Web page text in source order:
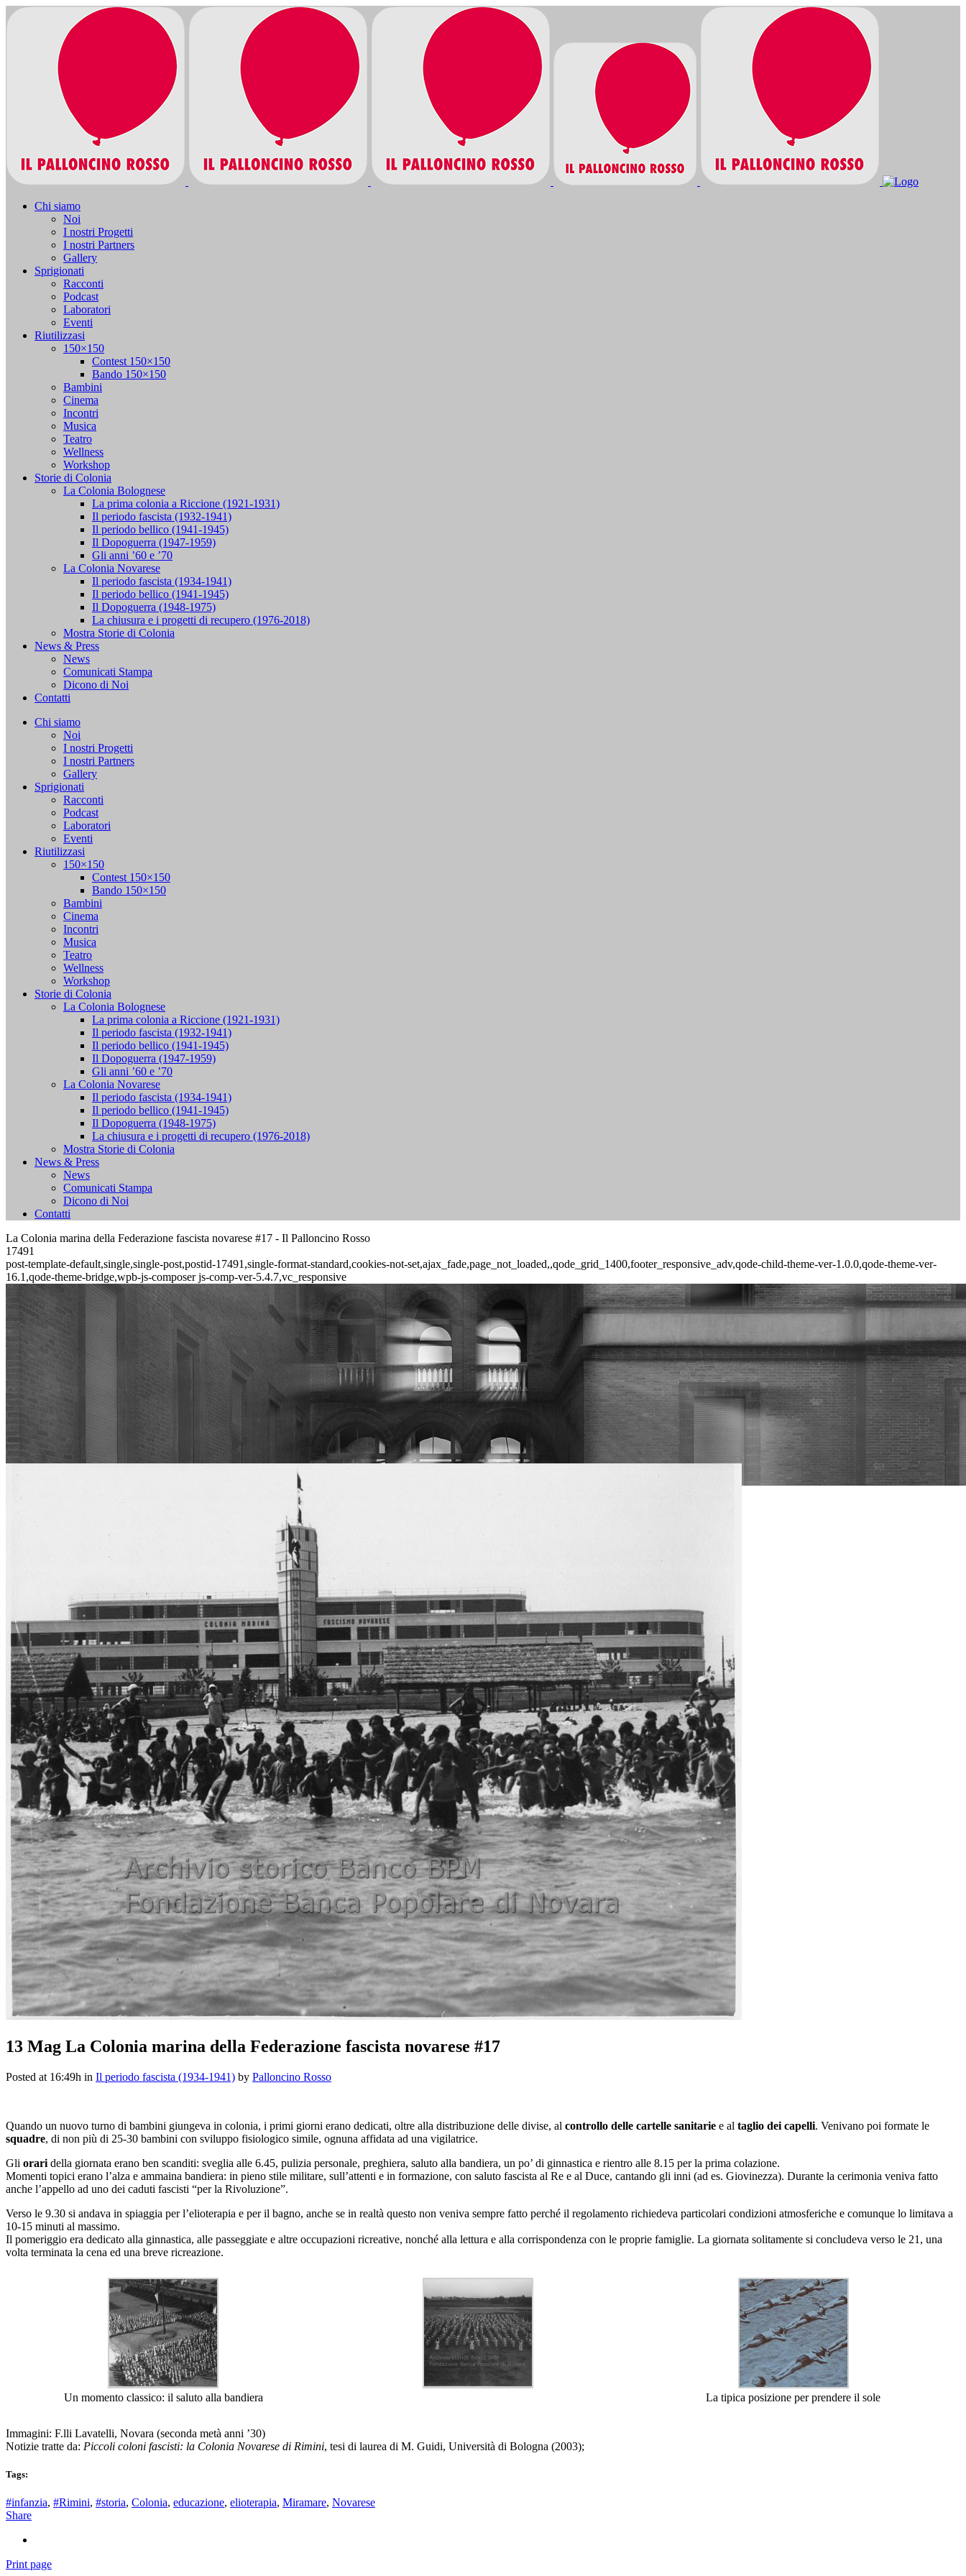
Chi siamo
Noi
I nostri Progetti
I nostri Partners
Gallery
Sprigionati
Racconti
Podcast
Laboratori
Eventi
Riutilizzasi
150×150
Contest 150×150
Bando 150×150
Bambini
Cinema
Incontri
Musica
Teatro
Wellness
Workshop
Storie di Colonia
La Colonia Bolognese
La prima colonia a Riccione (1921-1931)
Il periodo fascista (1932-1941)
Il periodo bellico (1941-1945)
Il Dopoguerra (1947-1959)
Gli anni ’60 e ’70
La Colonia Novarese
Il periodo fascista (1934-1941)
Il periodo bellico (1941-1945)
Il Dopoguerra (1948-1975)
La chiusura e i progetti di recupero (1976-2018)
Mostra Storie di Colonia
News & Press
News
Comunicati Stampa
Dicono di Noi
Contatti
Chi siamo
Noi
I nostri Progetti
I nostri Partners
Gallery
Sprigionati
Racconti
Podcast
Laboratori
Eventi
Riutilizzasi
150×150
Contest 150×150
Bando 150×150
Bambini
Cinema
Incontri
Musica
Teatro
Wellness
Workshop
Storie di Colonia
La Colonia Bolognese
La prima colonia a Riccione (1921-1931)
Il periodo fascista (1932-1941)
Il periodo bellico (1941-1945)
Il Dopoguerra (1947-1959)
Gli anni ’60 e ’70
La Colonia Novarese
Il periodo fascista (1934-1941)
Il periodo bellico (1941-1945)
Il Dopoguerra (1948-1975)
La chiusura e i progetti di recupero (1976-2018)
Mostra Storie di Colonia
News & Press
News
Comunicati Stampa
Dicono di Noi
Contatti
La Colonia marina della Federazione fascista novarese #17 - Il Palloncino Rosso
17491
post-template-default,single,single-post,postid-17491,single-format-standard,cookies-not-set,ajax_fade,page_not_loaded,,qode_grid_1400,footer_responsive_adv,qode-child-theme-ver-1.0.0,qode-theme-ver-
16.1,qode-theme-bridge,wpb-js-composer js-comp-ver-5.4.7,vc_responsive
La Colonia marina della Federazione fascista novarese #17
13 Mag La Colonia marina della Federazione fascista novarese #17
Posted at 16:49h in Il periodo fascista (1934-1941) by Palloncino Rosso
Quando un nuovo turno di bambini giungeva in colonia, i primi giorni erano dedicati, oltre alla distribuzione delle divise, al controllo delle cartelle sanitarie e al taglio dei capelli. Venivano poi formate le
squadre, di non più di 25-30 bambini con sviluppo fisiologico simile, ognuna affidata ad una vigilatrice.
Gli orari della giornata erano ben scanditi: sveglia alle 6.45, pulizia personale, preghiera, saluto alla bandiera, un po’ di ginnastica e rientro alle 8.15 per la prima colazione.
Momenti topici erano l’alza e ammaina bandiera: in pieno stile militare, sull’attenti e in formazione, con saluto fascista al Re e al Duce, cantando gli inni (ad es. Giovinezza). Durante la cerimonia veniva fatto
anche l’appello ad uno dei caduti fascisti “per la Rivoluzione”.
Verso le 9.30 si andava in spiaggia per l’elioterapia e per il bagno, anche se in realtà questo non veniva sempre fatto perché il regolamento richiedeva particolari condizioni atmosferiche e comunque lo limitava a
10-15 minuti al massimo.
Il pomeriggio era dedicato alla ginnastica, alle passeggiate e altre occupazioni ricreative, nonché alla lettura e alla corrispondenza con le proprie famiglie. La giornata solitamente si concludeva verso le 21, una
volta terminata la cena ed una breve ricreazione.
Un momento classico: il saluto alla bandiera La tipica posizione per prendere il sole
Immagini: F.lli Lavatelli, Novara (seconda metà anni ’30)
Notizie tratte da: Piccoli coloni fascisti: la Colonia Novarese di Rimini, tesi di laurea di M. Guidi, Università di Bologna (2003);
Tags:
#infanzia, #Rimini, #storia, Colonia, educazione, elioterapia, Miramare, Novarese
Share
Print page